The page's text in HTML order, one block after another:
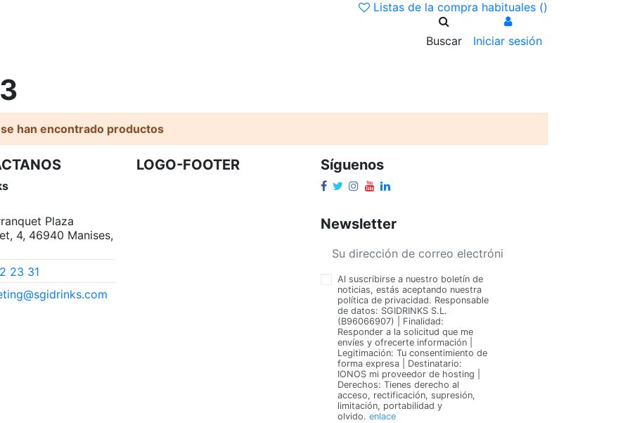
Listas de la compra habituales ()
Buscar Iniciar sesión
han encontrado productos
Plaza
4, 46940 Manises,
23 31
LOGO-FOOTER Síguenos
Newsletter
Al suscribirse a nuestro boletín de
noticias, estás aceptando nuestra
política de privacidad. Responsable
de datos: SGIDRINKS S.L.
(B96066907) | Finalidad:
Responder a la solicitud que me
envíes y ofrecerte información |
Legitimación: Tu consentimiento de
forma expresa | Destinatario:
IONOS mi proveedor de hosting |
Derechos: Tienes derecho al
acceso, rectificación, supresión,
limitación, portabilidad y
olvido. enlace